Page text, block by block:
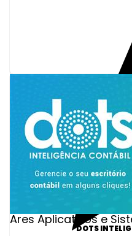
Ares Aplicativos e
DOTS